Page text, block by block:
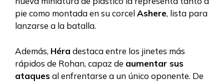
pie como montada en su corcelAshere, lista para
lanzarse a la batalla.
Además, Héra destaca entre los jinetes más
rápidos de Rohan, capaz de aumentar sus
ataquesal enfrentarse a un único oponente. De